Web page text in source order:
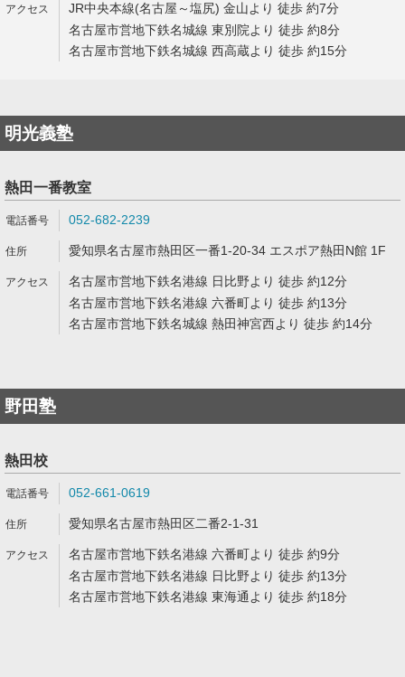
JR中央本線(名古屋～塩尻) 金山より 徒歩 約7分
名古屋市営地下鉄名城線 東別院より 徒歩 約8分
名古屋市営地下鉄名城線 西高蔵より 徒歩 約15分
明光義塾
熱田一番教室
052-682-2239
愛知県名古屋市熱田区一番1-20-34 エスポア熱田N館 1F
名古屋市営地下鉄名港線 日比野より 徒歩 約12分
名古屋市営地下鉄名港線 六番町より 徒歩 約13分
名古屋市営地下鉄名城線 熱田神宮西より 徒歩 約14分
野田塾
熱田校
052-661-0619
愛知県名古屋市熱田区二番2-1-31
名古屋市営地下鉄名港線 六番町より 徒歩 約9分
名古屋市営地下鉄名港線 日比野より 徒歩 約13分
名古屋市営地下鉄名港線 東海通より 徒歩 約18分